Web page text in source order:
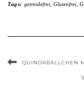
Tags: getreidefrei, Glutenfrei,
QUINOABÄLLCHEN